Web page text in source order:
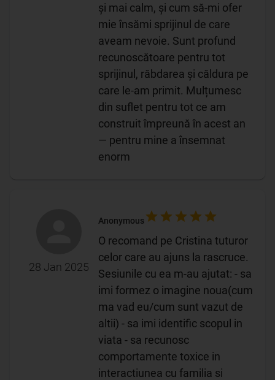
și mai calm, și cum să-mi ofer
mie însămi sprijinul de care
aveam nevoie. Sunt profund
recunoscătoare pentru tot
sprijinul, răbdarea și căldura pe
care le-am primit. Mulțumesc
din suflet pentru tot ce am
construit împreună în acest an
— pentru mine a însemnat
enorm
28 Jan 2025
Anonymous
O recomand pe Cristina tuturor
celor care au ajuns la rascruce.
Sesiunile cu ea m-au ajutat: - sa
imi formez o imagine noua(cum
ma vad eu/cum sunt vazut de
altii) - sa imi identific scopul in
viata - sa recunosc
comportamente toxice in
interactiunea cu familia si